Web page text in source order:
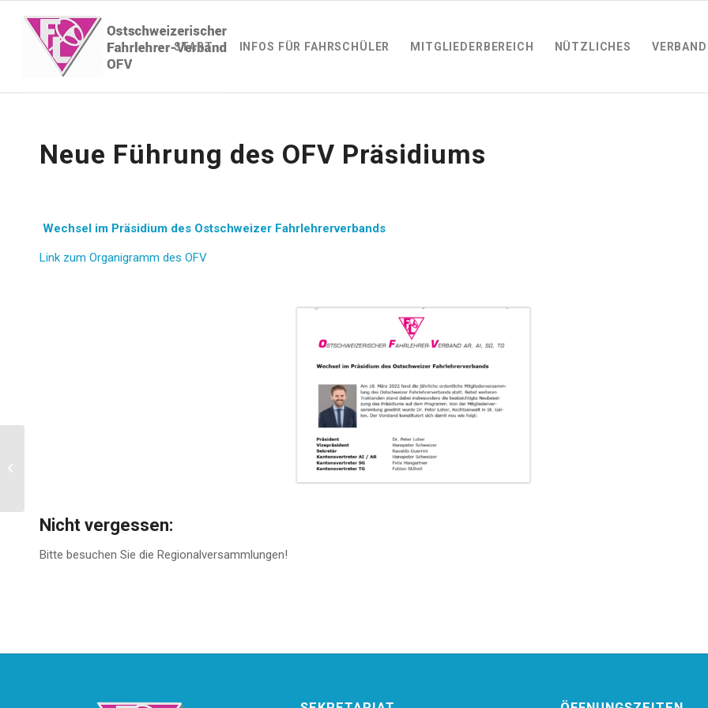
START INFOS FÜR FAHRSCHÜLER MITGLIEDERBEREICH NÜTZLICHES
Neue Führung des OFV Präsidiums
Wechsel im Präsidium des Ostschweizer Fahrlehrerverbands
Link zum Organigramm des OFV
Nicht vergessen:
Bitte besuchen Sie die Regionalversammlungen!